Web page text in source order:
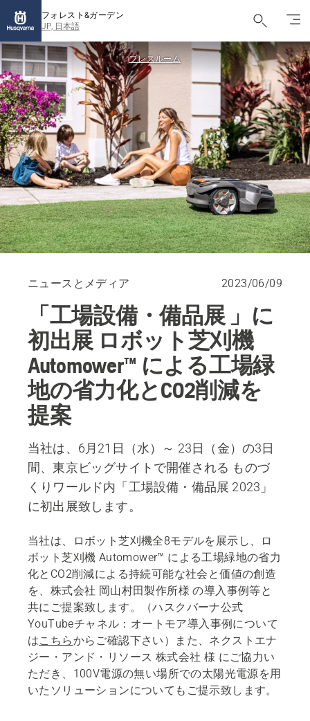
フォレスト&ガーデン
JP, 日本語
プレスルーム
ニュースとメディア 2023/06/09
「工場設備・備品展 」に
初出展 ロボット芝刈機
Automower™ による工場緑
地の省力化とCO2削減を
提案
当社は、6月21日（水）～ 23日（金）の3日
間、東京ビッグサイトで開催される ものづ
くりワールド内「工場設備・備品展 2023」
に初出展致します。
当社は、ロボット芝刈機全8モデルを展示し、ロ
ボット芝刈機 Automower™ による工場緑地の省力
化とCO2削減による持続可能な社会と価値の創造
を、株式会社 岡山村田製作所様 の導入事例等と
共にご提案致します。（ハスクバーナ公式
YouTubeチャネル：オートモア導入事例について
はこちらからご確認下さい）また、ネクストエナ
ジー・アンド・リソース 株式会社 様 にご協力い
ただき、100V電源の無い場所での太陽光電源を用
いたソリューションについてもご提示致します。